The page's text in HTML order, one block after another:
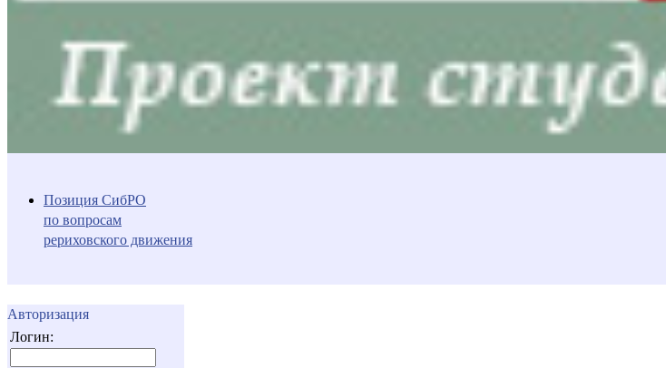
Позиция СибРО
по вопросам
рериховского движения
Авторизация
Логин: